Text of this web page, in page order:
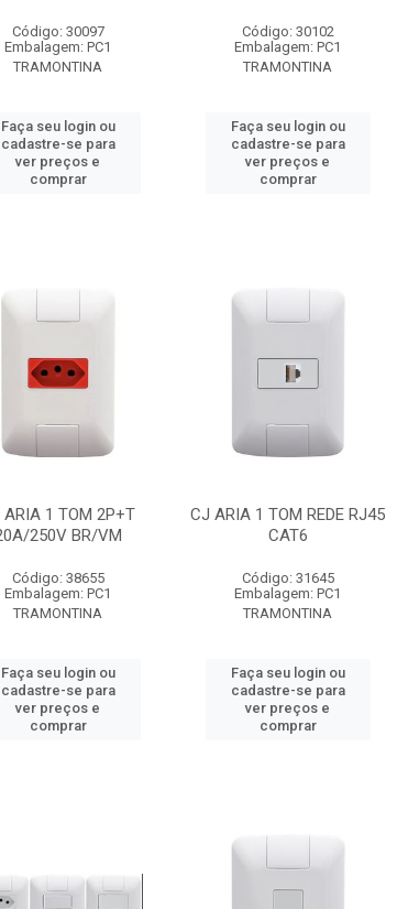
Código: 30097
Embalagem: PC1
TRAMONTINA
Faça seu login ou
cadastre-se para
ver preços e
comprar
Código: 30102
Embalagem: PC1
TRAMONTINA
Faça seu login ou
cadastre-se para
ver preços e
comprar
ARIA 1 TOM 2P+T
250V BR/VM
Código: 38655
Embalagem: PC1
TRAMONTINA
Faça seu login ou
cadastre-se para
ver preços e
comprar
CJ ARIA 1 TOM REDE RJ45
CAT6
Código: 31645
Embalagem: PC1
TRAMONTINA
Faça seu login ou
cadastre-se para
ver preços e
comprar